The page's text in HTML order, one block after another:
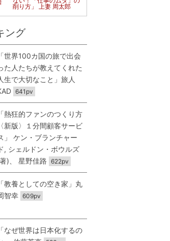
削り方」 上妻 周太郎
ング
「世界100カ国の旅で出会
た人たちが教えてくれた
生で大切なこと」旅人
641pv
「熱狂的ファンのつくり方
〈新版〉１分間顧客サービ
」 ケン・ブランチャー
ド, シェルドン・ボウルズ
)、 星野佳路 622pv
「教養としての空き家」丸
智幸 609pv
「なぜ世界は日本化するの